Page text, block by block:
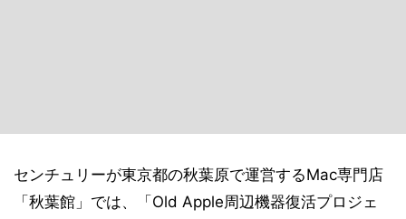
センチュリーが東京都の秋葉原で運営するMac専門店
「秋葉館」では、「Old Apple周辺機器復活プロジェ